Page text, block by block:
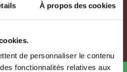
À propos des cookies
de personnaliser le contenu
fonctionnalités relatives aux
de presse
Agenda
Infos pratiques